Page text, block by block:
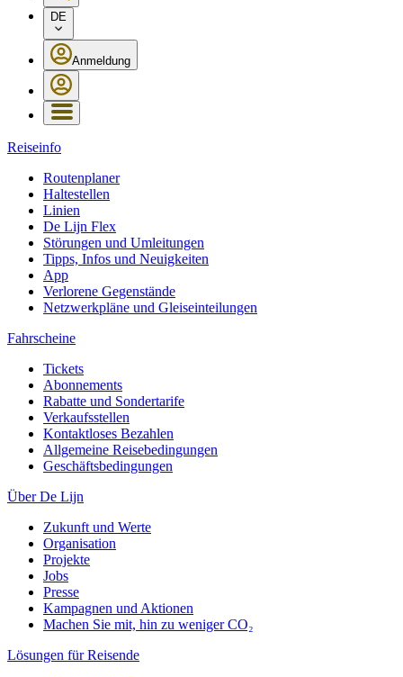
DE
Anmeldung
Reiseinfo
Routenplaner
Haltestellen
Linien
De Lijn Flex
Störungen und Umleitungen
Tipps, Infos und Neuigkeiten
App
Verlorene Gegenstände
Netzwerkpläne und Gleiseinteilungen
Fahrscheine
Tickets
Abonnements
Rabatte und Sondertarife
Verkaufsstellen
Kontaktloses Bezahlen
Allgemeine Reisebedingungen
Geschäftsbedingungen
Über De Lijn
Zukunft und Werte
Organisation
Projekte
Jobs
Presse
Kampagnen und Aktionen
Machen Sie mit, hin zu weniger CO₂
Lösungen für Reisende